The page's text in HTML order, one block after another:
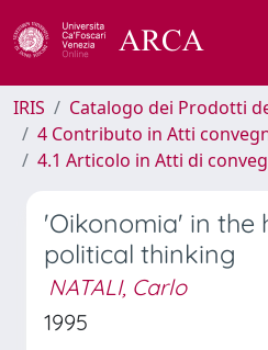
IRIS
Catalogo dei Prodotti
4 Contributo in Atti
4.1 Articolo in Atti di
'Oikonomia' in the
political thinking
NATALI, Carlo
1995